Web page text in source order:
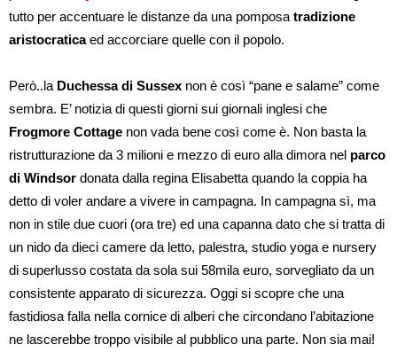
tutto per accentuare le distanze da una pomposa tradizione
aristocraticaed accorciare quelle con il popolo.
Però..la Duchessa di Sussex non è così “pane e salame” come
sembra. E’ notizia di questi giorni sui giornali inglesi che
Frogmore Cottage non vada bene così come è. Non basta la
ristrutturazione da 3 milioni e mezzo di euro alla dimora nel parco
di Windsor donata dalla regina Elisabetta quando la coppia ha
detto di voler andare a vivere in campagna. In campagna sì, ma
non in stile due cuori (ora tre) ed una capanna dato che si tratta di
un nido da dieci camere da letto, palestra, studio yoga e nursery
di superlusso costata da sola sui 58mila euro, sorvegliato da un
consistente apparato di sicurezza. Oggi si scopre che una
fastidiosa falla nella cornice di alberi che circondano l’abitazione
ne lascerebbe troppo visibile al pubblico una parte. Non sia mai!